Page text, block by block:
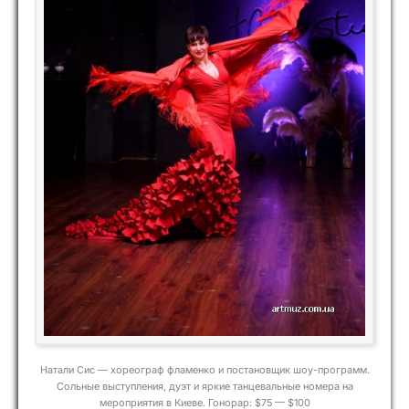
Натали Сис — хореограф фламенко и постановщик шоу-программ.
Сольные выступления, дуэт и яркие танцевальные номера на
мероприятия в Киеве. Гонорар: $75 — $100